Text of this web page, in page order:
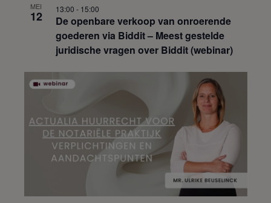
MEI
12
De openbare verkoop van onroerende
goederen via Biddit – Meest gestelde
juridische vragen over Biddit (webinar)
13:00 - 15:00